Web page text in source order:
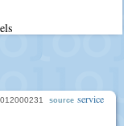
source service